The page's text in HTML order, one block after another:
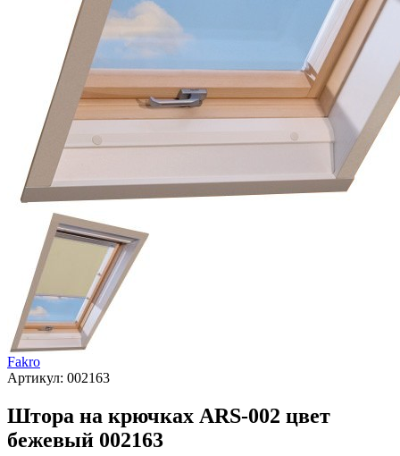
Fakro
Артикул: 002163
Штора на крючках ARS-002 цвет
бежевый 002163